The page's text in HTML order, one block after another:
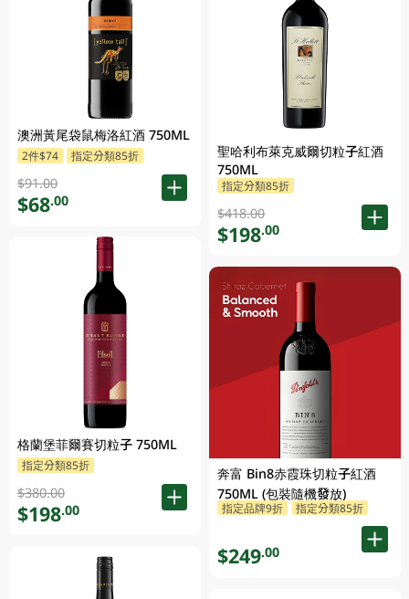
澳洲黃尾袋鼠梅洛紅酒 750ML
2件$74 指定分類85折
$91.00
$68.00
格蘭堡菲爾賽切粒子 750ML
指定分類85折
$380.00
$198.00
聖哈利布萊克威爾切粒子紅酒
750ML
指定分類85折
$418.00
$198.00
奔富 Bin8赤霞珠切粒子紅酒
750ML (包裝隨機發放)
指定品牌9折 指定分類85折
$249.00